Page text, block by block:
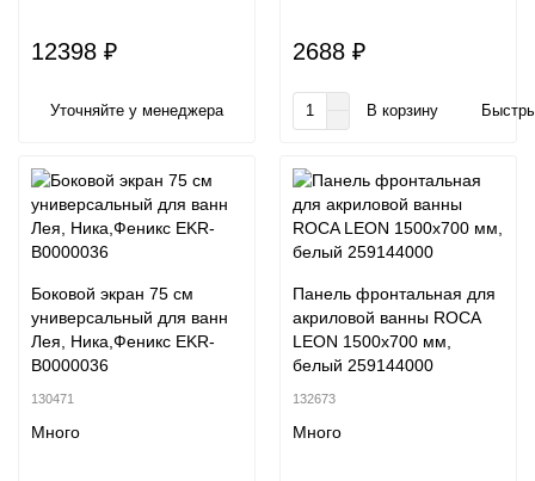
12398 ₽
Уточняйте у менеджера
2688 ₽
В корзину
Боковой экран 75 см
универсальный для ванн
Лея, Ника,Феникс EKR-
B0000036
130471
Много
Панель фронтальная для
акриловой ванны ROCA
LEON 1500x700 мм,
белый 259144000
132673
Много